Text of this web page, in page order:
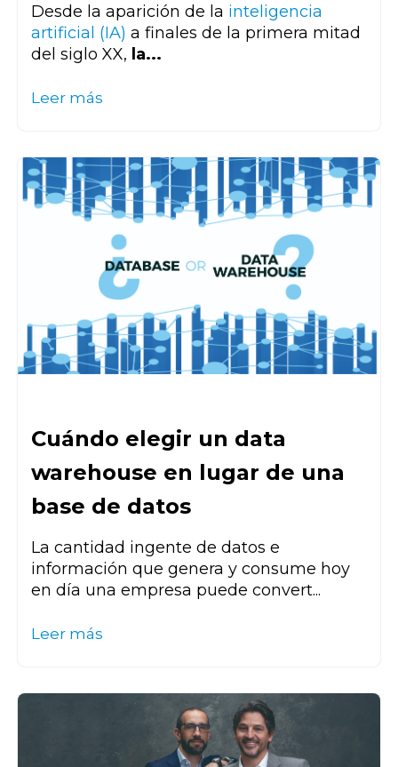
Desde la aparición de la inteligencia
artificial (IA) a finales de la primera mitad
del siglo XX, la...
Leer más
Cuándo elegir un data
warehouse en lugar de una
base de datos
La cantidad ingente de datos e
información que genera y consume hoy
en día una empresa puede convert...
Leer más